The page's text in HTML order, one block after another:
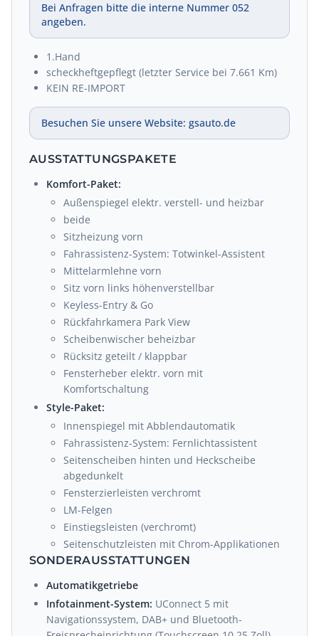
Bei Anfragen bitte die interne Nummer 052
angeben.
1.Hand
scheckheftgepflegt (letzter Service bei 7.661 Km)
KEIN RE-IMPORT
Besuchen Sie unsere Website: gsauto.de
AUSSTATTUNGSPAKETE
Komfort-Paket:
Außenspiegel elektr. verstell- und heizbar
beide
Sitzheizung vorn
Fahrassistenz-System: Totwinkel-Assistent
Mittelarmlehne vorn
Sitz vorn links höhenverstellbar
Keyless-Entry & Go
Rückfahrkamera Park View
Scheibenwischer beheizbar
Rücksitz geteilt / klappbar
Fensterheber elektr. vorn mit
Komfortschaltung
Style-Paket:
Innenspiegel mit Abblendautomatik
Fahrassistenz-System: Fernlichtassistent
Seitenscheiben hinten und Heckscheibe
abgedunkelt
Fensterzierleisten verchromt
LM-Felgen
Einstiegsleisten (verchromt)
Seitenschutzleisten mit Chrom-Applikationen
SONDERAUSSTATTUNGEN
Automatikgetriebe
Infotainment-System: UConnect 5 mit
Navigationssystem, DAB+ und Bluetooth-